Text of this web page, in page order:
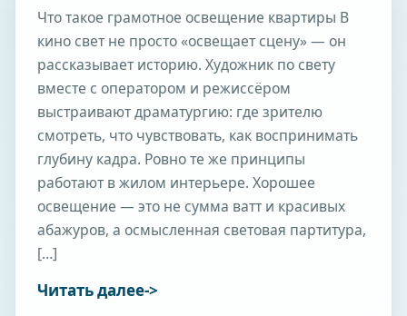
Что такое грамотное освещение квартиры В
кино свет не просто «освещает сцену» — он
рассказывает историю. Художник по свету
вместе с оператором и режиссёром
выстраивают драматургию: где зрителю
смотреть, что чувствовать, как воспринимать
глубину кадра. Ровно те же принципы
работают в жилом интерьере. Хорошее
освещение — это не сумма ватт и красивых
абажуров, а осмысленная световая партитура,
[…]
Читать далее